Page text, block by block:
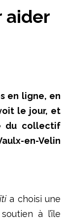
aider
en ligne, en
le jour, et
du collectif
en-Velin
a choisi une
à l’île